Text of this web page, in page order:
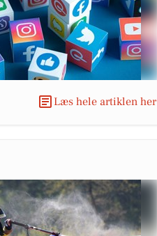
Læs hele artiklen her